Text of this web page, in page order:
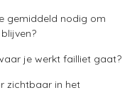
gemiddeld nodig om
je werkt failliet gaat?
zichtbaar in het